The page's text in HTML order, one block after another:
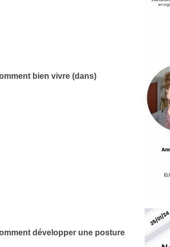
bien vivre (dans)
développer une posture